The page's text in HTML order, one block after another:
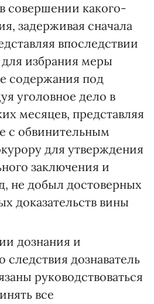
совершении какого-
задерживая сначала
впоследствии
избрания меры
содержания под
уголовное дело в
месяцев, представляя
с обвинительным
для утверждения
заключения и
не добыл достоверных
доказательств вины
дознания и
следствия дознаватель
руководствоваться
все